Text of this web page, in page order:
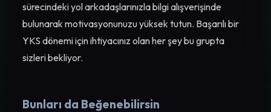
sürecindeki yol arkadaşlarınızla bilgi alışverişinde
bulunarak motivasyonunuzu yüksek tutun. Başarılı bir
YKS dönemi için ihtiyacınız olan her şey bu grupta
sizleri bekliyor.
Bunları da Beğenebilirsin